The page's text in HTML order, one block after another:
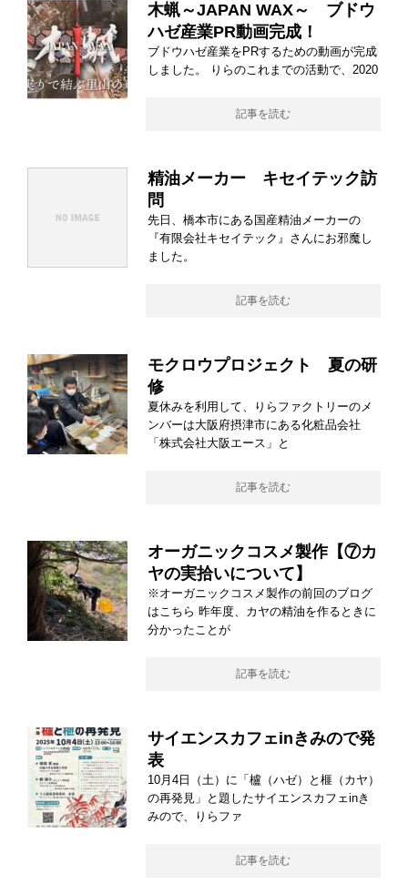
木蝋～JAPAN WAX～ ブドウ
ハゼ産業PR動画完成！
ブドウハゼ産業をPRするための動画が完成
しました。 りらのこれまでの活動で、2020
記事を読む
精油メーカー キセイテック訪
問
先日、橋本市にある国産精油メーカーの
『有限会社キセイテック』さんにお邪魔し
ました。
記事を読む
モクロウプロジェクト 夏の研
修
夏休みを利用して、りらファクトリーのメ
ンバーは大阪府摂津市にある化粧品会社
「株式会社大阪エース」と
記事を読む
オーガニックコスメ製作【⑦カ
ヤの実拾いについて】
※オーガニックコスメ製作の前回のブログ
はこちら 昨年度、カヤの精油を作るときに
分かったことが
記事を読む
サイエンスカフェinきみので発
表
10月4日（土）に「櫨（ハゼ）と榧（カヤ）
の再発見」と題したサイエンスカフェinき
みので、りらファ
記事を読む